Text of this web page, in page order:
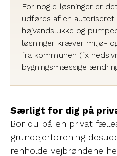
For nogle løsninger er
udføres af en
højvandslukke og
løsninger kræver miljø-
fra kommunen (fx
bygningsmæssige
Særligt for dig på
Bor du på en privat
grundejerforening
renholde vejbrøndene